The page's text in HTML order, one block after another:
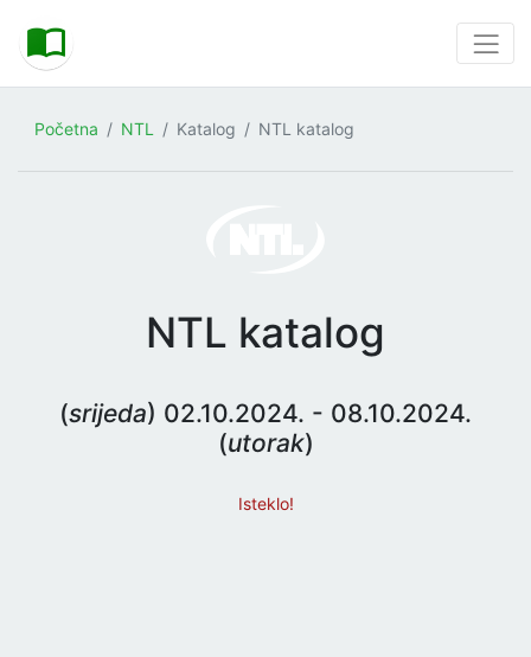
Početna NTL Katalog NTL katalog
NTL katalog
(srijeda) 02.10.2024. - 08.10.2024.
(utorak)
Isteklo!